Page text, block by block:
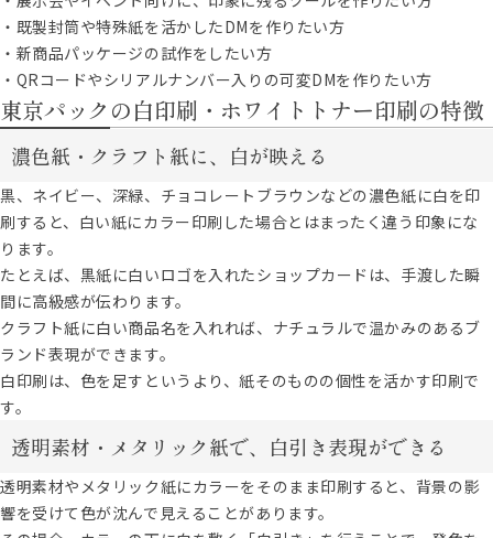
・既製封筒や特殊紙を活かしたDMを作りたい方
・新商品パッケージの試作をしたい方
・QRコードやシリアルナンバー入りの可変DMを作りたい方
東京パックの白印刷・ホワイトトナー印刷の特徴
濃色紙・クラフト紙に、白が映える
黒、ネイビー、深緑、チョコレートブラウンなどの濃色紙に白を印
刷すると、白い紙にカラー印刷した場合とはまったく違う印象にな
ります。
たとえば、黒紙に白いロゴを入れたショップカードは、手渡した瞬
間に高級感が伝わります。
クラフト紙に白い商品名を入れれば、ナチュラルで温かみのあるブ
ランド表現ができます。
白印刷は、色を足すというより、紙そのものの個性を活かす印刷で
す。
透明素材・メタリック紙で、白引き表現ができる
透明素材やメタリック紙にカラーをそのまま印刷すると、背景の影
響を受けて色が沈んで見えることがあります。